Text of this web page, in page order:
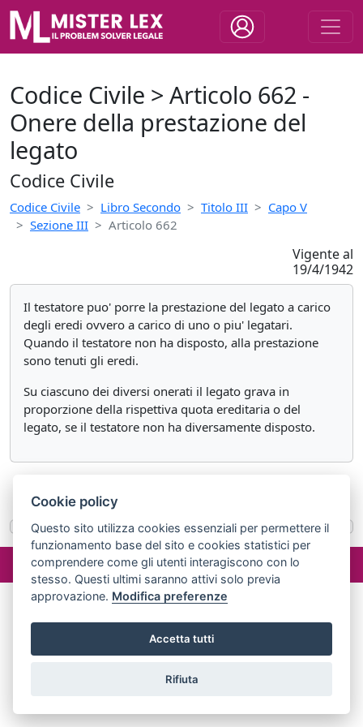
Codice Civile > Articolo 662 -
Onere della prestazione del
legato
Codice Civile
Codice Civile Libro Secondo Titolo III
Capo V
Sezione III
Articolo 662
Vigente al
19/4/1942
Il testatore puo' porre la prestazione del legato a carico
degli eredi ovvero a carico di uno o piu' legatari.
Quando il testatore non ha disposto, alla prestazione
sono tenuti gli eredi.
Su ciascuno dei diversi onerati il legato grava in
proporzione della rispettiva quota ereditaria o del
legato, se il testatore non ha diversamente disposto.
©2024 misterlex.it -redazione@misterlex.it -Privacy
02029690472
Cookie policy
Questo sito utilizza cookies essenziali per permettere il
funzionamento base del sito e cookies statistici per
comprendere come gli utenti interagiscono con lo
stesso. Questi ultimi saranno attivi solo previa
approvazione. Modifica preferenze
Accetta tutti
Rifiuta